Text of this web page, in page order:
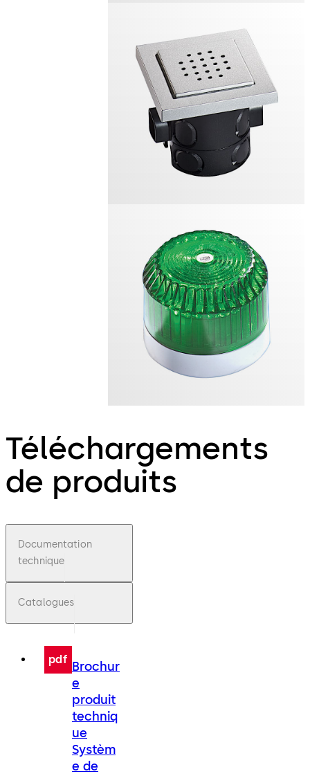
Téléchargements
de produits
Documentation
technique
Catalogues
pdf Brochur
e
produit
techniq
ue
Systèm
e de